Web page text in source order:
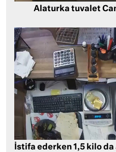
Alaturka tuvalet
İstifa ederken 1,5 kilo